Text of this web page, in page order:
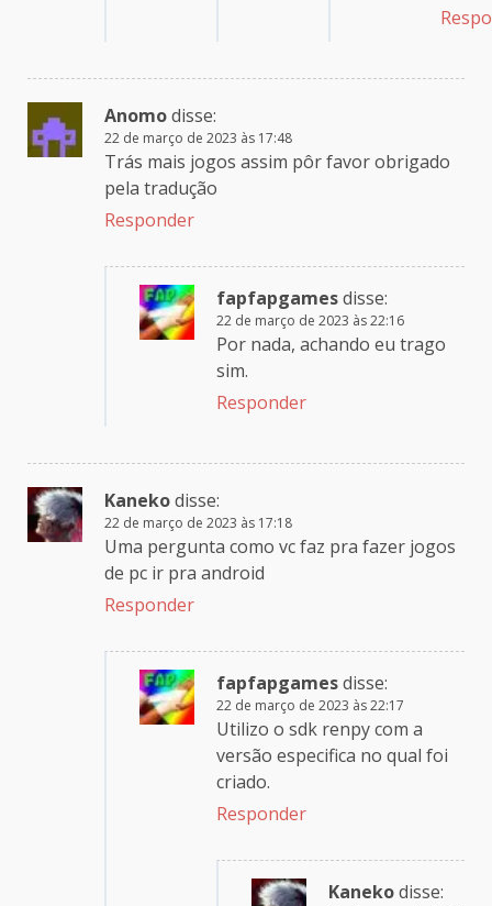
Anomodisse:
22 de março de 2023 às 17:48
Trás mais jogos assim pôr favor obrigado
pela tradução
Responder
fapfapgamesdisse:
22 de março de 2023 às 22:16
Por nada, achando eu trago
sim.
Responder
Kanekodisse:
22 de março de 2023 às 17:18
Uma pergunta como vc faz pra fazer jogos
de pc ir pra android
Responder
fapfapgamesdisse:
22 de março de 2023 às 22:17
Utilizo o sdk renpy com a
versão especifica no qual foi
criado.
Responder
Kanekodisse: